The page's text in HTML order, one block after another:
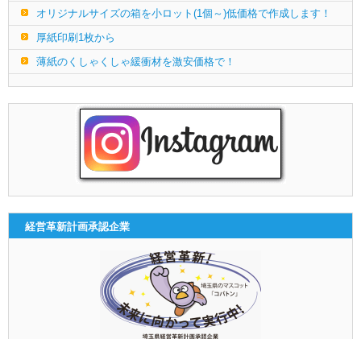
オリジナルサイズの箱を小ロット(1個～)低価格で作成します！
厚紙印刷1枚から
薄紙のくしゃくしゃ緩衝材を激安価格で！
経営革新計画承認企業